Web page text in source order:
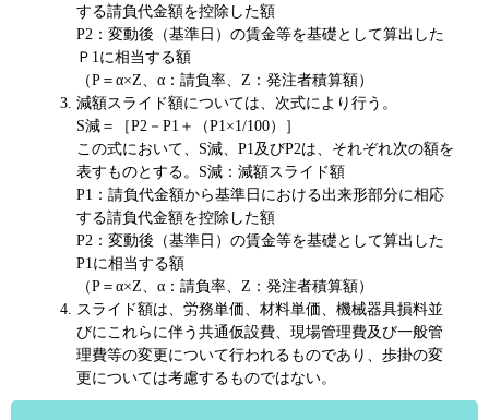
する請負代金額を控除した額
P2：変動後（基準日）の賃金等を基礎として算出した
Ｐ1に相当する額
（P＝α×Z、α：請負率、Z：発注者積算額）
減額スライド額については、次式により行う。
S減＝［P2－P1＋（P1×1/100）］
この式において、S減、P1及びP2は、それぞれ次の額を
表すものとする。S減：減額スライド額
P1：請負代金額から基準日における出来形部分に相応
する請負代金額を控除した額
P2：変動後（基準日）の賃金等を基礎として算出した
P1に相当する額
（P＝α×Z、α：請負率、Z：発注者積算額）
スライド額は、労務単価、材料単価、機械器具損料並
びにこれらに伴う共通仮設費、現場管理費及び一般管
理費等の変更について行われるものであり、歩掛の変
更については考慮するものではない。